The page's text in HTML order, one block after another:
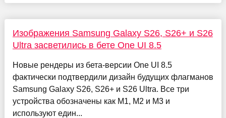
Изображения Samsung Galaxy S26, S26+ и S26
Ultra засветились в бете One UI 8.5
Новые рендеры из бета-версии One UI 8.5
фактически подтвердили дизайн будущих флагманов
Samsung Galaxy S26, S26+ и S26 Ultra. Все три
устройства обозначены как M1, M2 и M3 и
используют един...